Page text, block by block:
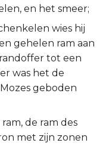
en het smeer;
wies hij
gehelen ram aan
tot een
was het de
geboden
de ram des
met zijn zonen